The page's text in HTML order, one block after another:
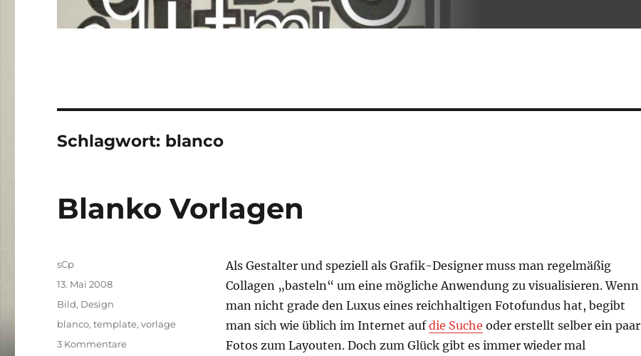
Schlagwort: blanco
Blanko Vorlagen
Als Gestalter und speziell als Grafik-Designer muss man regelmäßig
Collagen „basteln“ um eine mögliche Anwendung zu visualisieren. Wenn
man nicht grade den Luxus eines reichhaltigen Fotofundus hat, begibt
man sich wie üblich im Internet aufdie Suche oder erstellt selber ein paar
Fotos zum Layouten. Doch zum Glück gibt es immer wieder mal
Autor
sCp
Veröffentlicht
am
13. Mai 2008
Kategorien
Bild, Design
Schlagwörter
blanco,template,vorlage
3 Kommentarezu